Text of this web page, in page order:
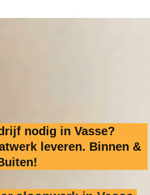
nodig in Vasse?
leveren. Binnen &